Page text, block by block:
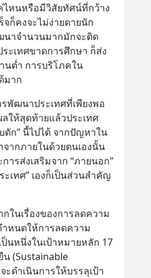
หนหรือมีวิสัยทัศน์ที่กว้าง
จก็คงจะไม่ง่ายดายนัก
าจำนวนมากมักจะติด
ะเทศขาดการศึกษา ก็ส่ง
นต่ำ การบริโภคใน
มาก
พัฒนาประเทศที่เพียงพอ
ลให้สุดท้ายแล้วประเทศ
ก” นี้ไปได้ จากปัญหาใน
ากภายในด้วยตนเองนั้น
ารส่งเสริมจาก “ภายนอก”
เทศ” เองก็เป็นส่วนสำคัญ
ในเรื่องของการลดความ
หนดให้การลดความ
นหนึ่งในเป้าหมายหลัก 17
(Sustainable
ะดำเนินการให้บรรลุเป้า